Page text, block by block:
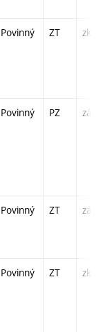
Povinný ZT zk
Povinný PZ zá
Povinný ZT zá
Povinný ZT zk